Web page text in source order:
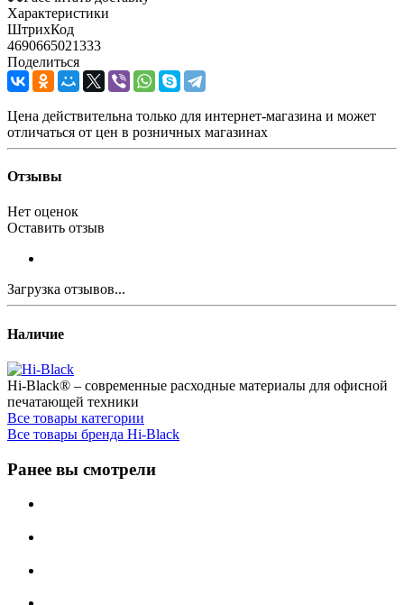
Характеристики
ШтрихКод
4690665021333
Поделиться
Цена действительна только для интернет-магазина и может
отличаться от цен в розничных магазинах
Отзывы
Нет оценок
Оставить отзыв
Загрузка отзывов...
Наличие
Hi-Black® – современные расходные материалы для офисной
печатающей техники
Все товары категории
Все товары бренда Hi-Black
Ранее вы смотрели